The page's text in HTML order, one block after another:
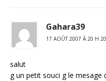
Gahara39
17 AOÛT 2007 À 20 H
salut
g un petit souci g le mesage